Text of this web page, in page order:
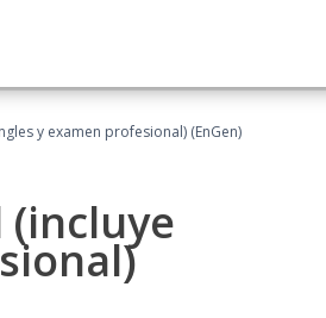
y examen profesional) (EnGen)
(incluye